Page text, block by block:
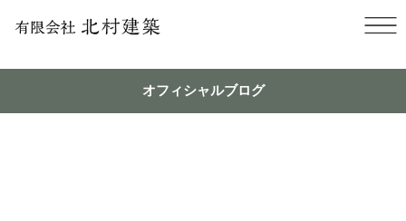
オフィシャルブログ